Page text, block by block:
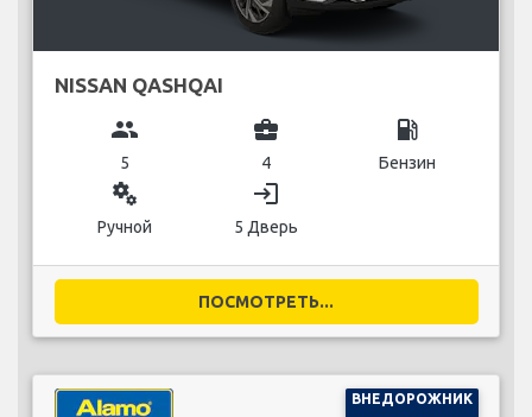
NISSAN QASHQAI
group
5
business_center
4
local_gas_station
Бензин
miscellaneous_services
Ручной
login
5 Дверь
ПОСМОТРЕТЬ...
ВНЕДОРОЖНИК